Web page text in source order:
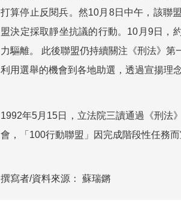
打算停止反閱兵。然10月8日中午，該聯
盟決定採取靜坐抗議的行動。10月9日，
力驅離。 此後聯盟仍持續關注《刑法》
利用選舉的機會到各地助選，透過宣揚理
1992年5月15日，立法院三讀通過《刑法
會，「100行動聯盟」因完成階段性任務而
撰寫者/資料來源： 蘇瑞鏘